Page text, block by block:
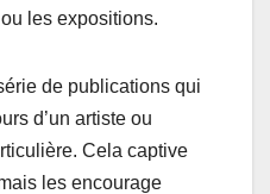
les expositions.
de publications qui
d’un artiste ou
Cela captive
les encourage